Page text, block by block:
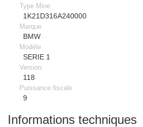
Type Mine
1K21D316A240000
Marque
BMW
Modèle
SERIE 1
Version
118
Puissance fiscale
9
Informations techniques